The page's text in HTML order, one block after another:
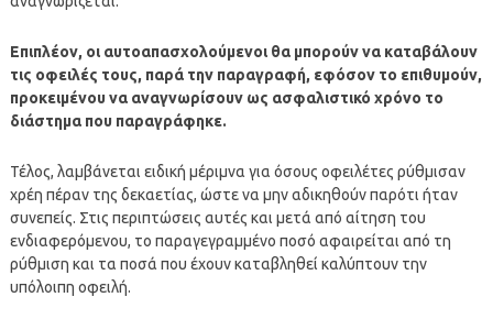
Επιπλέον, οι αυτοαπασχολούμενοι θα μπορούν να καταβάλουν
τις οφειλές τους, παρά την παραγραφή, εφόσον το επιθυμούν,
προκειμένου να αναγνωρίσουν ως ασφαλιστικό χρόνο το
διάστημα που παραγράφηκε.
Τέλος, λαμβάνεται ειδική μέριμνα για όσους οφειλέτες ρύθμισαν
χρέη πέραν της δεκαετίας, ώστε να μην αδικηθούν παρότι ήταν
συνεπείς. Στις περιπτώσεις αυτές και μετά από αίτηση του
ενδιαφερόμενου, το παραγεγραμμένο ποσό αφαιρείται από τη
ρύθμιση και τα ποσά που έχουν καταβληθεί καλύπτουν την
υπόλοιπη οφειλή.